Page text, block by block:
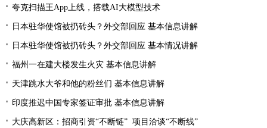
夸克扫描王App上线，搭载AI大模型技术
日本驻华使馆被扔砖头？外交部回应 基本信息讲解
日本驻华使馆被扔砖头？外交部回应 基本情况讲解
福州一在建大楼发生火灾 基本信息讲解
天津跳水大爷和他的粉丝们 基本信息讲解
印度推迟中国专家签证审批 基本信息讲解
大庆高新区：招商引资“不断链” 项目洽谈“不断线”